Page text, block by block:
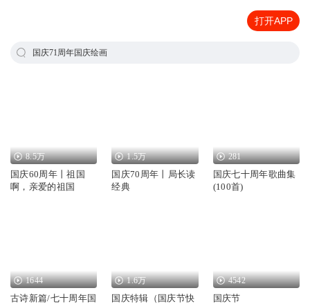
打开APP
国庆71周年国庆绘画
8.5万
国庆60周年丨祖国
啊，亲爱的祖国
1.5万
国庆70周年丨局长读
经典
281
国庆七十周年歌曲集
(100首)
1644
古诗新篇/七十周年国
1.6万
国庆特辑（国庆节快
4542
国庆节